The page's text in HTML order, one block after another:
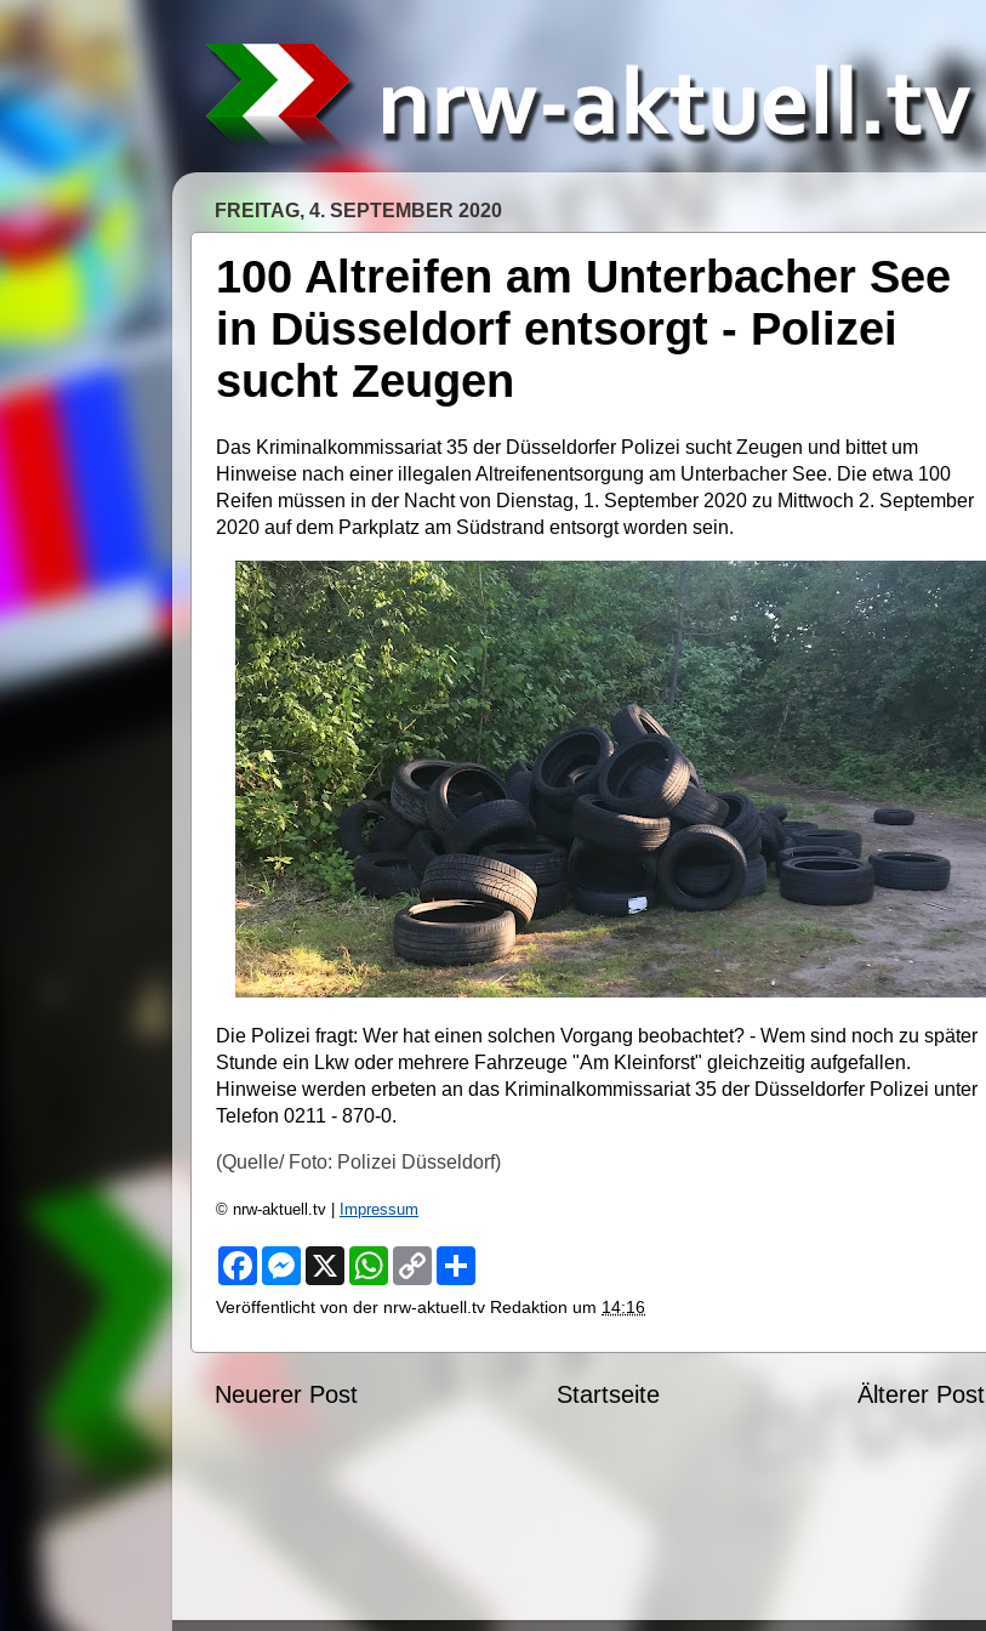
FREITAG, 4. SEPTEMBER 2020
100 Altreifen am Unterbacher See
in Düsseldorf entsorgt - Polizei
sucht Zeugen
Das Kriminalkommissariat 35 der Düsseldorfer Polizei sucht Zeugen und bittet um
Hinweise nach einer illegalen Altreifenentsorgung am Unterbacher See. Die etwa 100
Reifen müssen in der Nacht von Dienstag, 1. September 2020 zu Mittwoch 2. September
2020 auf dem Parkplatz am Südstrand entsorgt worden sein.
Die Polizei fragt: Wer hat einen solchen Vorgang beobachtet? - Wem sind noch zu später
Stunde ein Lkw oder mehrere Fahrzeuge "Am Kleinforst" gleichzeitig aufgefallen.
Hinweise werden erbeten an das Kriminalkommissariat 35 der Düsseldorfer Polizei unter
Telefon 0211 - 870-0.
(Quelle/ Foto: Polizei Düsseldorf)
© nrw-aktuell.tv | Impressum
F
e
o
k
M
s
n
e
X
W
t
A
C
y
i
r
Veröffentlicht von der nrw-aktuell.tv Redaktion um 14:16
Neuerer Post Älterer Post
Startseite